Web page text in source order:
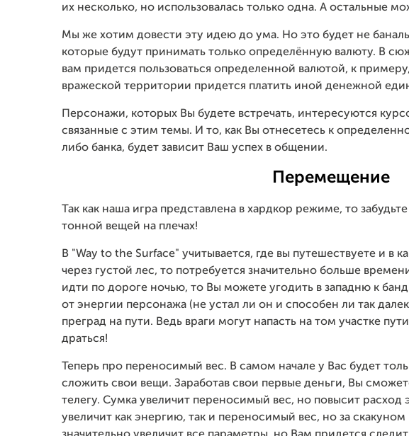
их несколько, но использовалась только одна. А остальные
Мы же хотим довести эту идею до ума. Но это будет не
которые будут принимать только определённую валюту. В
вам придется пользоваться определенной валютой, к
вражеской территории придется платить иной денежной
Персонажи, которых Вы будете встречать, интересуются
связанные с этим темы. И то, как Вы отнесетесь к
либо банка, будет зависит Ваш успех в общении.
Перемещение
Так как наша игра представлена в хардкор режиме, то
тонной вещей на плечах!
В "Way to the Surface" учитывается, где вы путешествуете и в
через густой лес, то потребуется значительно больше
идти по дороге ночью, то Вы можете угодить в западню к
от энергии персонажа (не устал ли он и способен ли так
преград на пути. Ведь враги могут напасть на том участке
драться!
Теперь про переносимый вес. В самом начале у Вас будет
сложить свои вещи. Заработав свои первые деньги, Вы
телегу. Сумка увеличит переносимый вес, но повысит расход
увеличит как энергию, так и переносимый вес, но за скакуном